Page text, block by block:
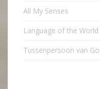
All My Senses
Language of the
Tussenpersoon van